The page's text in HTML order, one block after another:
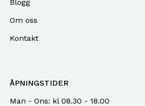
Blogg
Om oss
Kontakt
ÅPNINGSTIDER
Man - Ons: kl 08.30 - 18.00